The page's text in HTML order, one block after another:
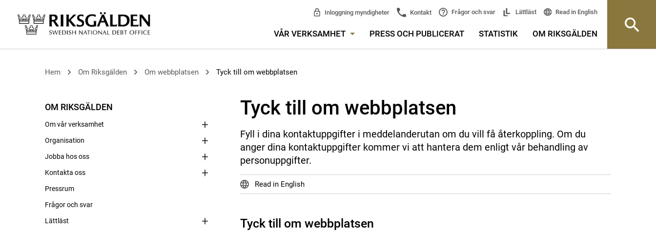
Inloggning myndigheter Kontakt Frågor och svar Lättläst Read in English
VÅR VERKSAMHET PRESS OCH PUBLICERAT STATISTIK OM RIKSGÄLDEN
Hem Om Riksgälden Om webbplatsen Tyck till om webbplatsen
OM RIKSGÄLDEN
Om vår verksamhet
Organisation
Jobba hos oss
Kontakta oss
Pressrum
Frågor och svar
Lättläst
Tyck till om webbplatsen
Fyll i dina kontaktuppgifter i meddelanderutan om du vill få återkoppling. Om du
anger dina kontaktuppgifter kommer vi att hantera dem enligt vår behandling av
personuppgifter.
Read in English
Tyck till om webbplatsen